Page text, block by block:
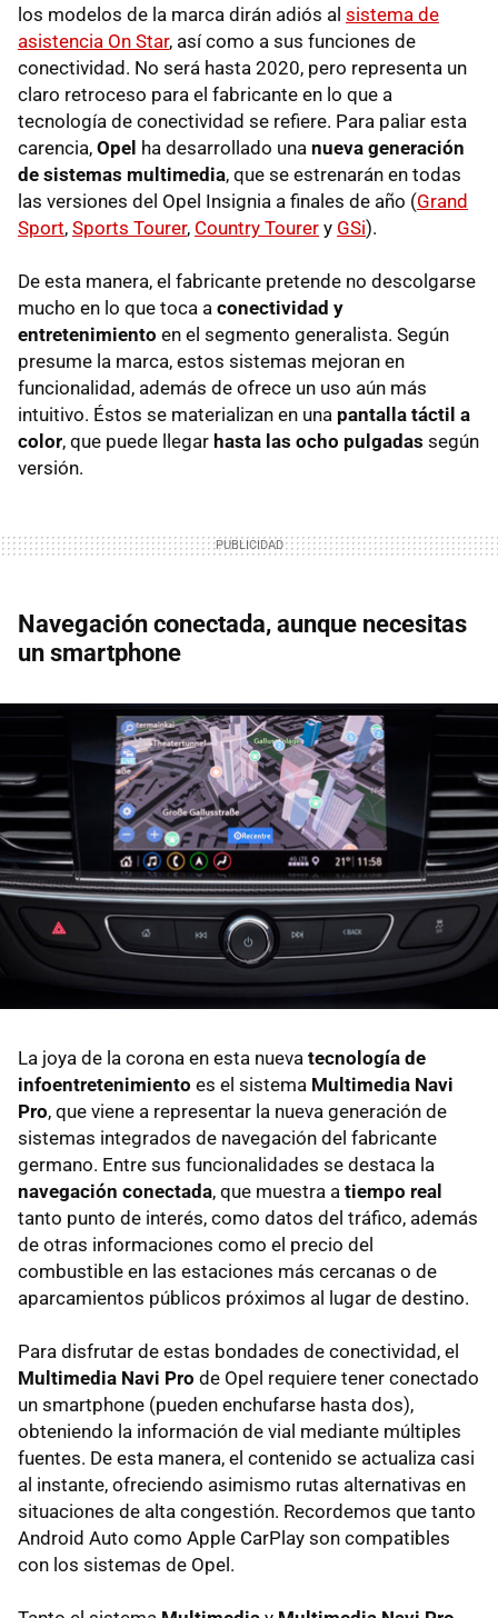
los modelos de la marca dirán adiós al sistema de
asistencia On Star, así como a sus funciones de
conectividad. No será hasta 2020, pero representa un
claro retroceso para el fabricante en lo que a
tecnología de conectividad se refiere. Para paliar esta
carencia, Opel ha desarrollado una nueva generación
de sistemas multimedia, que se estrenarán en todas
las versiones del Opel Insignia a finales de año (Grand
Sport, Sports Tourer, Country Tourer y GSi).
De esta manera, el fabricante pretende no descolgarse
mucho en lo que toca a conectividad y
entretenimiento en el segmento generalista. Según
presume la marca, estos sistemas mejoran en
funcionalidad, además de ofrece un uso aún más
intuitivo. Éstos se materializan en una pantalla táctil a
color, que puede llegar hasta las ocho pulgadas según
versión.
Navegación conectada, aunque necesitas
un smartphone
La joya de la corona en esta nueva tecnología de
infoentretenimiento es el sistema Multimedia Navi
Pro, que viene a representar la nueva generación de
sistemas integrados de navegación del fabricante
germano. Entre sus funcionalidades se destaca la
navegación conectada, que muestra a tiempo real
tanto punto de interés, como datos del tráfico, además
de otras informaciones como el precio del
combustible en las estaciones más cercanas o de
aparcamientos públicos próximos al lugar de destino.
Para disfrutar de estas bondades de conectividad, el
Multimedia Navi Pro de Opel requiere tener conectado
un smartphone (pueden enchufarse hasta dos),
obteniendo la información de vial mediante múltiples
fuentes. De esta manera, el contenido se actualiza casi
al instante, ofreciendo asimismo rutas alternativas en
situaciones de alta congestión. Recordemos que tanto
Android Auto como Apple CarPlay son compatibles
con los sistemas de Opel.